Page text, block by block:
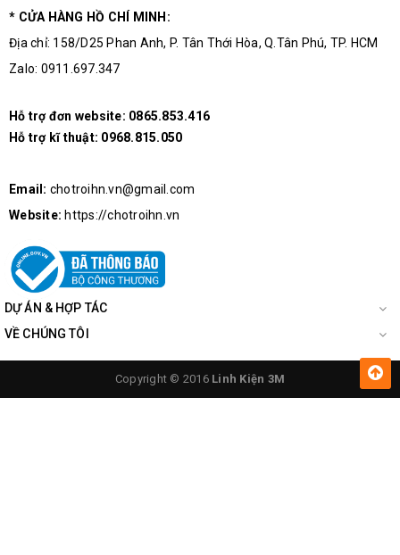
* CỬA HÀNG HỒ CHÍ MINH:
Địa chỉ: 158/D25 Phan Anh, P. Tân Thới Hòa, Q.Tân Phú, TP. HCM
Zalo: 0911.697.347
Hỗ trợ đơn website: 0865.853.416
Hỗ trợ kĩ thuật: 0968.815.050
Email: chotroihn.vn@gmail.com
Website: https://chotroihn.vn
DỰ ÁN & HỢP TÁC
VỀ CHÚNG TÔI
Copyright © 2016 Linh Kiện 3M